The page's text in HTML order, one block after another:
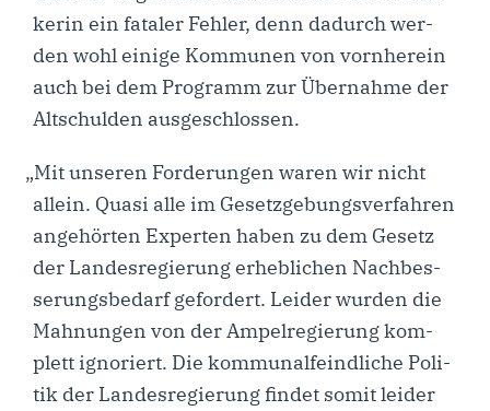
ke­rin ein fata­ler Feh­ler, denn dadurch wer­
den wohl eini­ge Kom­mu­nen von vorn­her­ein
auch bei dem Pro­gramm zur Über­nah­me der
Alt­schul­den ausgeschlossen.
„Mit unse­ren For­de­run­gen waren wir nicht
allein. Qua­si alle im Gesetz­ge­bungs­ver­fah­ren
ange­hör­ten Exper­ten haben zu dem Gesetz
der Lan­des­re­gie­rung erheb­li­chen Nach­bes­
se­rungs­be­darf gefor­dert. Lei­der wur­den die
Mah­nun­gen von der Ampel­re­gie­rung kom­
plett igno­riert. Die kom­mu­nal­feind­li­che Poli­
tik der Lan­des­re­gie­rung fin­det somit lei­der